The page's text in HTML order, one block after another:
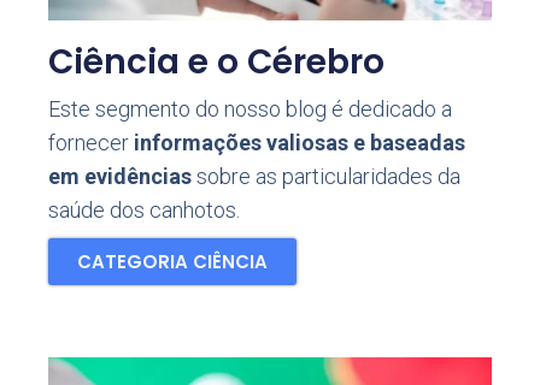
Ciência e o Cérebro
Este segmento do nosso blog é dedicado a
fornecer informações valiosas e baseadas
em evidênciassobre as particularidades da
saúde dos canhotos.
CATEGORIA CIÊNCIA